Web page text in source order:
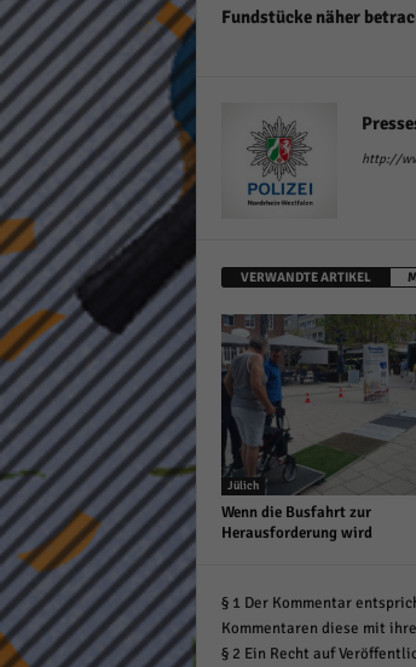
Fundstücke näher
http://
VERWANDTE ARTIKEL
Jülich
Wenn die Busfahrt zur
Herausforderung wird
§ 1 Der Kommentar
Kommentaren diese mit
§ 2 Ein Recht auf